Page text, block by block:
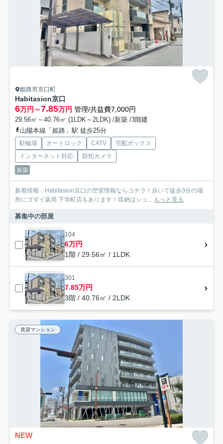
姫路市京口町
Habitasion京口
6万円～7.85万円 管理/共益費7,000円
29.56㎡～40.76㎡ (1LDK～2LDK) /新築 /3階建
山陽本線「姫路」駅 徒歩25分
駐輪場 オートロック CATV
宅配ボックス
インターネット対応
防犯カメラ
新築
新着情報：Habitasion京口の空室情報ならコチラ！歩いて徒歩3分の場
所にゴダイ薬局 下寺町店もあります！収納はシュ... もっと見る
募集中の部屋
104
6万円
1階 / 29.56㎡ / 1LDK
301
7.85万円
3階 / 40.76㎡ / 2LDK
賃貸マンション
NEW